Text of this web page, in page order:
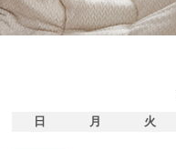
日
月 火